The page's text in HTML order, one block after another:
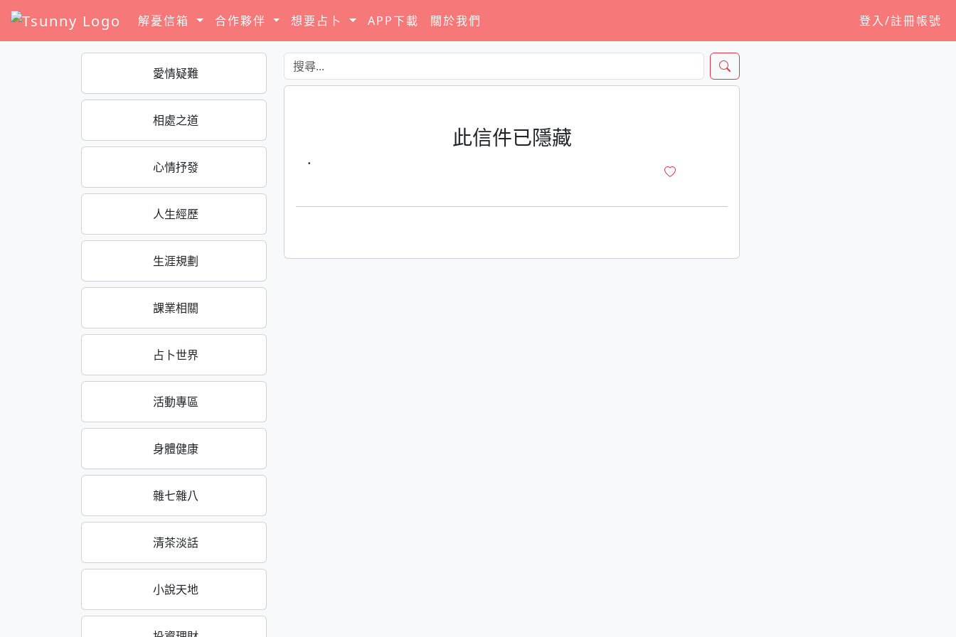
解憂信箱 合作夥伴 想要占卜 APP下載 關於我們 登入/註冊帳號
愛情疑難
相處之道
心情抒發
人生經歷
生涯規劃
課業相關
占卜世界
活動專區
身體健康
雜七雜八
清茶淡話
小說天地
此信件已隱藏
·